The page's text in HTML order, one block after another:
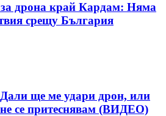
дрона край Кардам: Няма
срещу България
ще ме удари дрон, или
се притеснявам (ВИДЕО)